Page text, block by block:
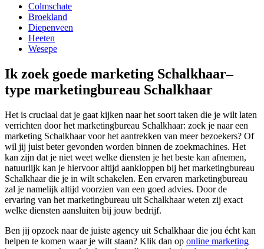
Colmschate
Broekland
Diepenveen
Heeten
Wesepe
Ik zoek goede marketing Schalkhaar–
type marketingbureau Schalkhaar
Het is cruciaal dat je gaat kijken naar het soort taken die je wilt laten
verrichten door het marketingbureau Schalkhaar: zoek je naar een
marketing Schalkhaar voor het aantrekken van meer bezoekers? Of
wil jij juist beter gevonden worden binnen de zoekmachines. Het
kan zijn dat je niet weet welke diensten je het beste kan afnemen,
natuurlijk kan je hiervoor altijd aankloppen bij het marketingbureau
Schalkhaar die je in wilt schakelen. Een ervaren marketingbureau
zal je namelijk altijd voorzien van een goed advies. Door de
ervaring van het marketingbureau uit Schalkhaar weten zij exact
welke diensten aansluiten bij jouw bedrijf.
Ben jij opzoek naar de juiste agency uit Schalkhaar die jou écht kan
helpen te komen waar je wilt staan? Klik dan op online marketing